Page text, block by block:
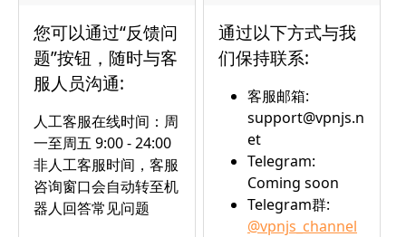
您可以通过“反馈问
题”按钮，随时与客
服人员沟通:
人工客服在线时间：周
一至周五 9:00 - 24:00
非人工客服时间，客服
咨询窗口会自动转至机
器人回答常见问题
通过以下方式与我
们保持联系:
客服邮箱:
support@vpnjs.n
et
Telegram:
Coming soon
Telegram群:
@vpnjs_channel